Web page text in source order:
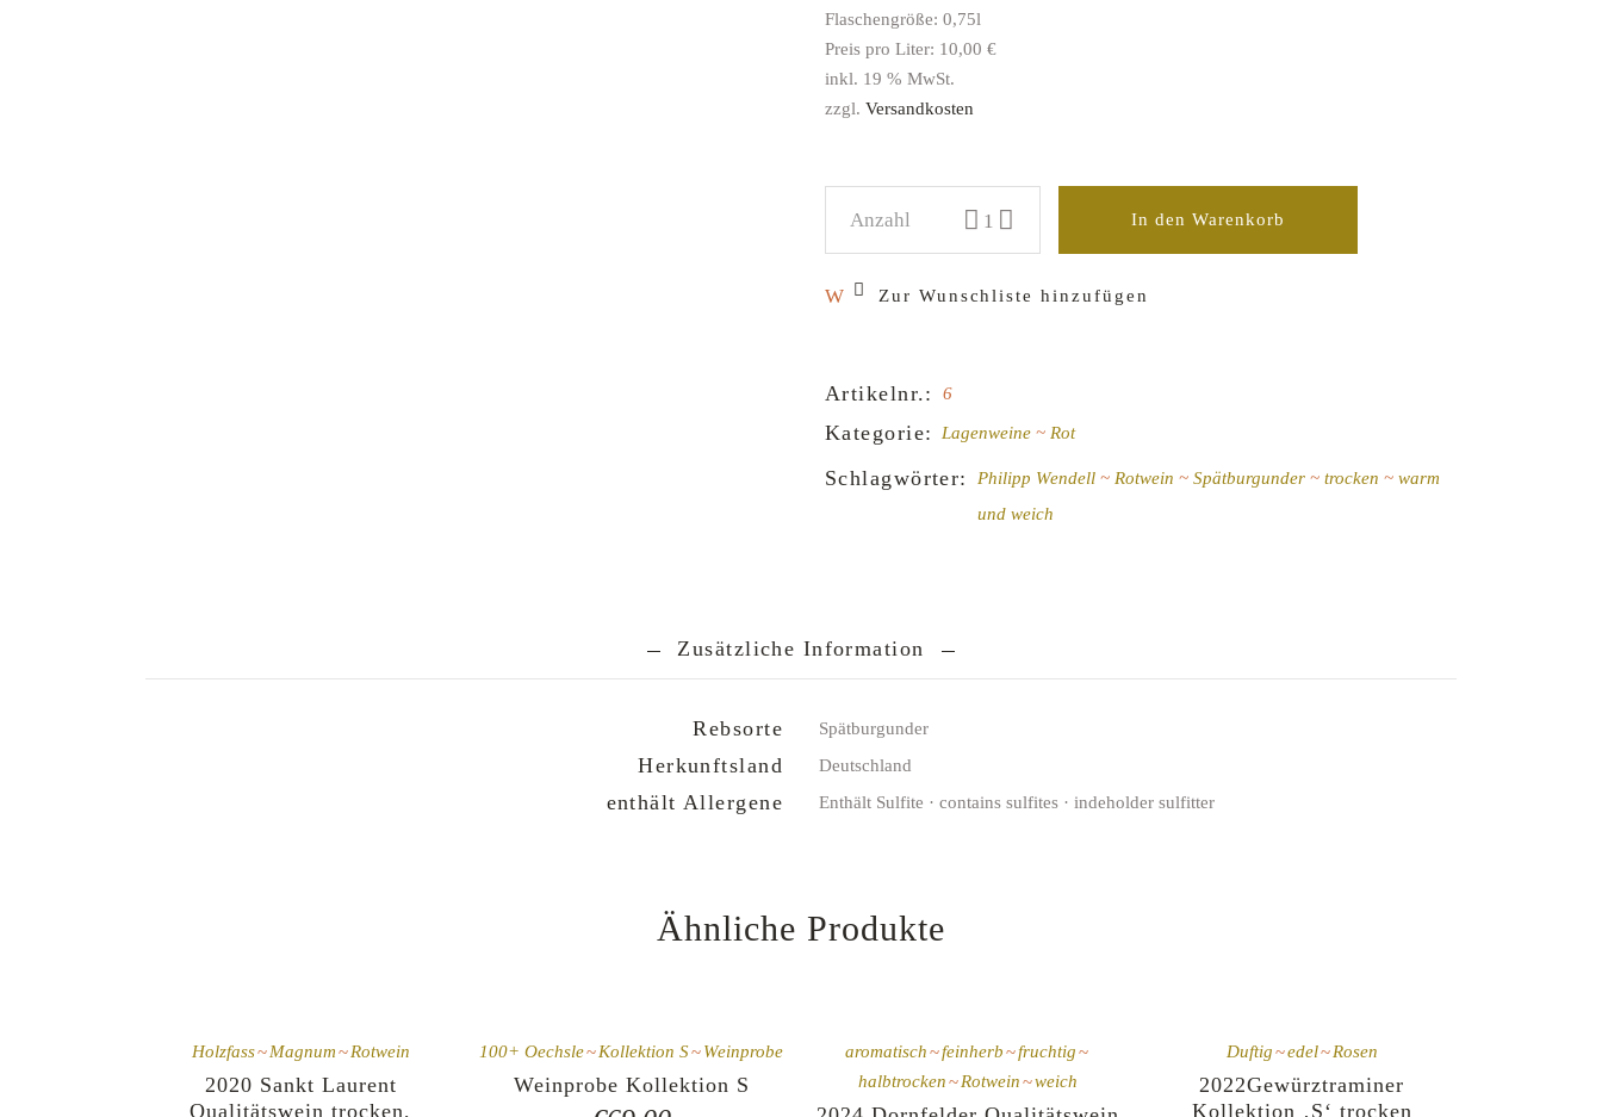
Flaschengröße: 0,75l
Preis pro Liter: 10,00 €
inkl. 19 % MwSt.
zzgl. Versandkosten
2023 Spätburgunder Qualitätswein trocken Philipp Wendell Emrich quantity
In den Warenkorb
Zur Wunschliste hinzufügen
Artikelnr.: 6
Kategorie: Lagenweine Rot
Schlagwörter: Philipp Wendell Rotwein Spätburgunder trocken
warm
und weich
Zusätzliche Information
Rebsorte Spätburgunder
Herkunftsland Deutschland
enthält Allergene Enthält Sulfite · contains sulfites · indeholder sulfitter
Ähnliche Produkte
Holzfass Magnum Rotwein
2020 Sankt Laurent
Qualitätswein trocken,
100+ Oechsle Kollektion S Weinprobe
Weinprobe Kollektion S
aromatisch feinherb
fruchtig
halbtrocken
Rotwein weich
Duftig edel Rosen
2022Gewürztraminer
Kollektion ‚S‘ trocken